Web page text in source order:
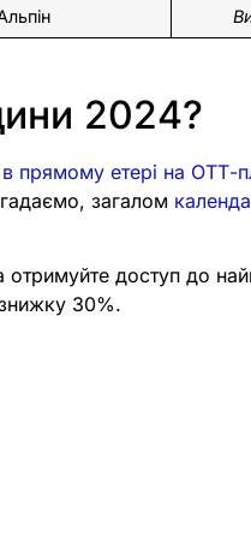
2024?
в прямому етері на ОТТ-
загалом
отримуйте доступ до
30%.